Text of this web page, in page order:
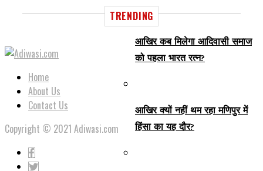
आखिर कब मिलेगा आदिवासी समाज
को पहला भारत रत्न?
आखिर क्यों नहीं थम रहा मणिपुर में
हिंसा का यह दौर?
TRENDING
Home
About Us
Contact Us
Copyright © 2021 Adiwasi.com